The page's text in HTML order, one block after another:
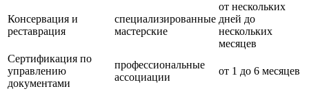
Консервация и
реставрация
специализированные
мастерские
от нескольких
дней до
нескольких
месяцев
Сертификация по
управлению
документами
профессиональные
ассоциации
от 1 до 6 месяцев